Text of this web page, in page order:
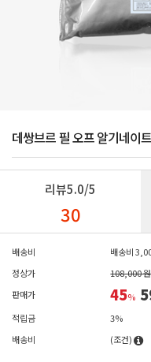
데쌍브르 필 오프 알기네이
리뷰5.0/5
30
배송비
배송비
정상가
108,000 원
판매가
45%
적립금
3%
배송비
(조건)